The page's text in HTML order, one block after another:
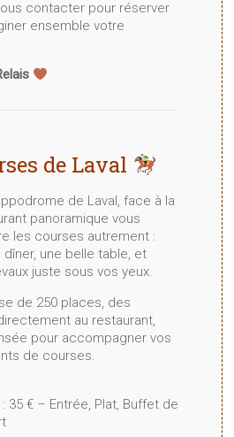
contacter pour réserver
ensemble votre
de Laval
de Laval, face à la
panoramique vous
les courses autrement :
dîner, une belle table, et
juste sous vos yeux.
de 250 places, des
au restaurant,
pour accompagner vos
de courses.
35 € – Entrée, Plat, Buffet de